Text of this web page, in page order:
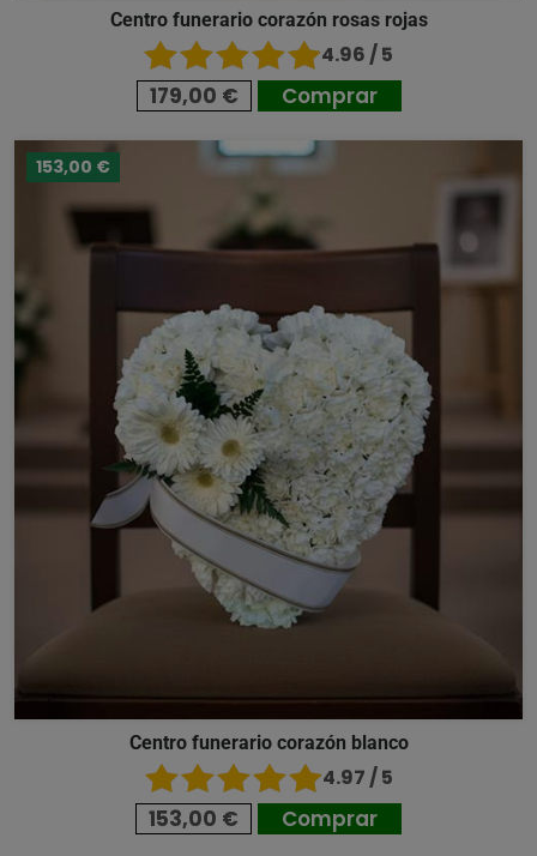
Centro funerario corazón rosas rojas
4.96 / 5
179,00 € Comprar
153,00 €
Centro funerario corazón blanco
4.97 / 5
153,00 € Comprar